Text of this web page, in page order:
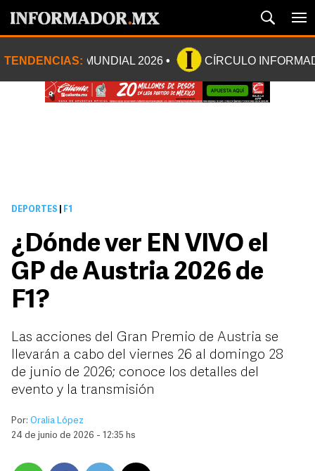
TENDENCIAS: MUNDIAL 2026 CÍRCULO
DEPORTES F1
¿Dónde ver EN VIVO el
GP de Austria 2026 de
F1?
Las acciones del Gran Premio de Austria se
llevarán a cabo del viernes 26 al domingo 28
de junio de 2026; conoce los detalles del
evento y la transmisión
Por: Oralia López
24 de junio de 2026 - 12:35 hs